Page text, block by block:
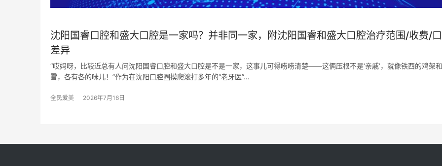
沈阳国睿口腔和盛大口腔是一家吗？并非同一家，附沈阳国睿和盛大口腔治疗范围/收费/
差异
“哎妈呀，比较近总有人问沈阳国睿口腔和盛大口腔是不是一家，这事儿可得唠唠清楚——这俩压根不是‘亲戚’，就像铁西的鸡架
雪，各有各的味儿！”作为在沈阳口腔圈摸爬滚打多年的“老牙医”…
全民爱美 2026年7月16日